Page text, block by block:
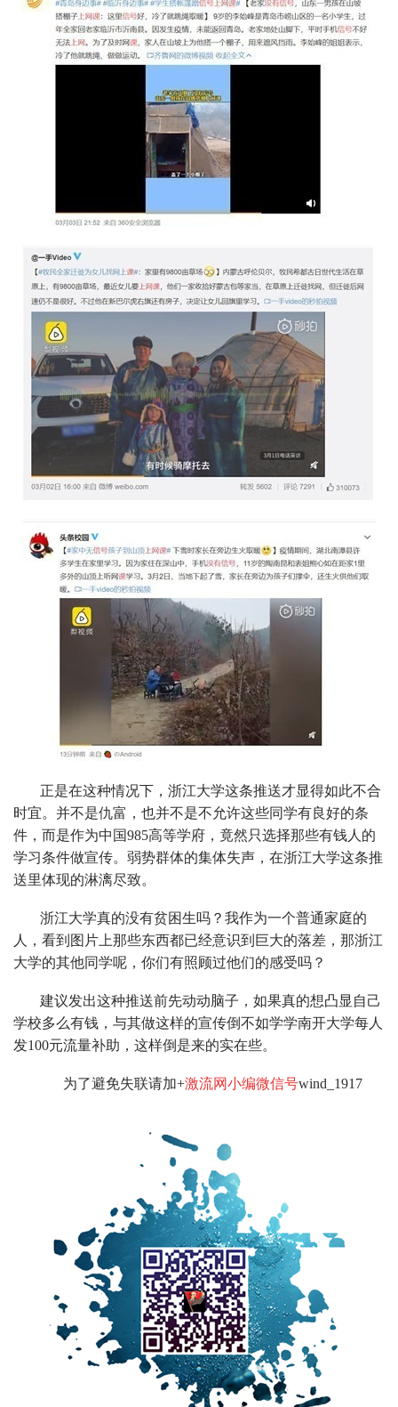
正是在这种情况下，浙江大学这条推送才显得如此不合
时宜。并不是仇富，也并不是不允许这些同学有良好的条
件，而是作为中国985高等学府，竟然只选择那些有钱人的
学习条件做宣传。弱势群体的集体失声，在浙江大学这条推
送里体现的淋漓尽致。
浙江大学真的没有贫困生吗？我作为一个普通家庭的
人，看到图片上那些东西都已经意识到巨大的落差，那浙江
大学的其他同学呢，你们有照顾过他们的感受吗？
建议发出这种推送前先动动脑子，如果真的想凸显自己
学校多么有钱，与其做这样的宣传倒不如学学南开大学每人
发100元流量补助，这样倒是来的实在些。
为了避免失联请加+激流网小编微信号wind_1917